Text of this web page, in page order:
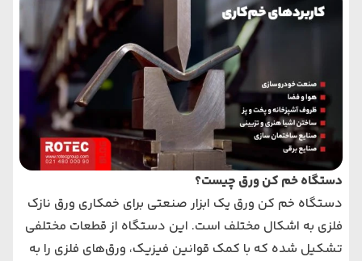
دستگاه خم کن ورق چیست؟
دستگاه خم‌ کن ورق یک ابزار صنعتی برای خمکاری ورق‌ نازک
فلزی به اشکال مختلف است. این دستگاه از قطعات مختلفی
تشکیل شده که با کمک قوانین فیزیک، ورق‌های فلزی را به